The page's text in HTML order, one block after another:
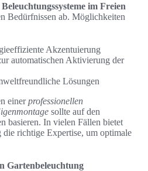
Beleuchtungssysteme im Freien
Bedürfnissen ab. Möglichkeiten
Akzentuierung
automatischen Aktivierung der
Lösungen
einerprofessionellen
sollte auf den
basieren. In vielen Fällen bietet
die richtige Expertise, um optimale
Gartenbeleuchtung